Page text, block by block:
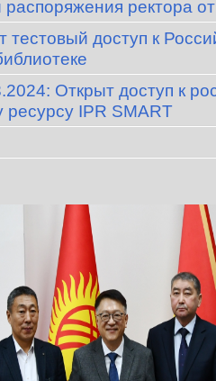
ректора
тестовый доступ к
Открыт доступ к
ресурсу IPR SMART